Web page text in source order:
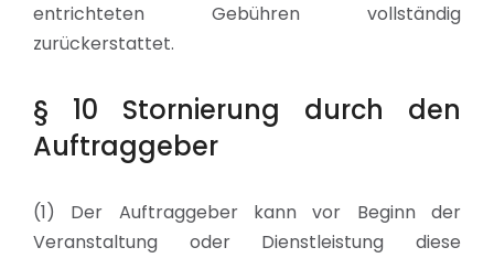
entrichteten Gebühren vollständig
zurückerstattet.
§ 10 Stornierung durch den
Auftraggeber
(1) Der Auftraggeber kann vor Beginn der
Veranstaltung oder Dienstleistung diese